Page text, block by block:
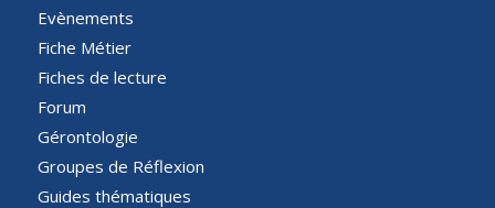
Evènements
Fiche Métier
Fiches de lecture
Forum
Gérontologie
Groupes de Réflexion
Guides thématiques